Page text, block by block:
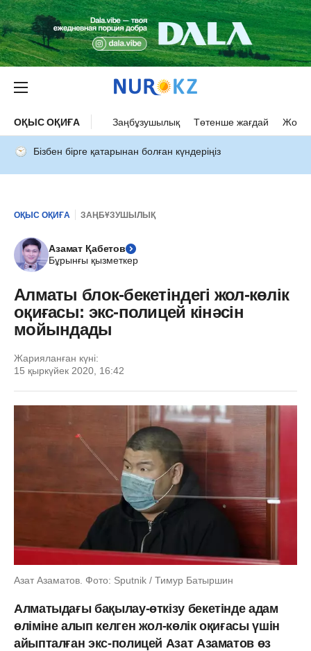
ОҚЫС ОҚИҒА Заңбұзушылық Төтенше жағдай Жол
Бізбен бірге қатарынан болған күндеріңіз
ОҚЫС ОҚИҒА ЗАҢБҰЗУШЫЛЫҚ
Азамат Қабетов
Бұрынғы қызметкер
Алматы блок-бекетіндегі жол-көлік
оқиғасы: экс-полицей кінәсін
мойындады
Жарияланған күні:
15 қыркүйек 2020, 16:42
Азат Азаматов. Фото: Sputnik / Тимур Батыршин
Алматыдағы бақылау-өткізу бекетінде адам
өліміне алып келген жол-көлік оқиғасы үшін
айыпталған экс-полицей Азат Азаматов өз